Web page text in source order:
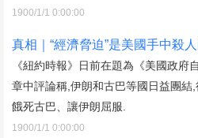
1900/1/1 0:00:00
真相｜“經濟脅迫”是美國手中殺
《紐約時報》日前在題為《美國政府
章中評論稱,伊朗和古巴等國日益團結
餓死古巴、讓伊朗屈服.
1900/1/1 0:00:00